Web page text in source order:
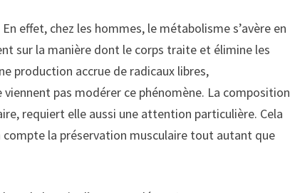
effet, chez les hommes, le métabolisme s’avère en
sur la manière dont le corps traite et élimine les
production accrue de radicaux libres,
pas modérer ce phénomène. La composition
requiert elle aussi une attention particulière. Cela
la préservation musculaire tout autant que